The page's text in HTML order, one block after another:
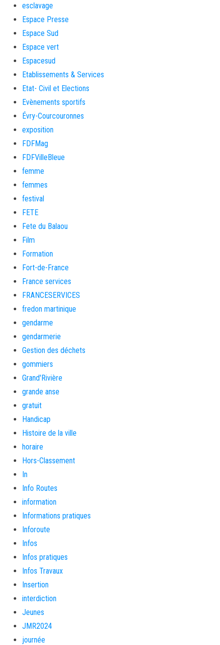
esclavage
Espace Presse
Espace Sud
Espace vert
Espacesud
Etablissements & Services
Etat- Civil et Elections
Evènements sportifs
Évry-Courcouronnes
exposition
FDFMag
FDFVilleBleue
femme
femmes
festival
FETE
Fete du Balaou
Film
Formation
Fort-de-France
France services
FRANCESERVICES
fredon martinique
gendarme
gendarmerie
Gestion des déchets
gommiers
Grand'Rivière
grande anse
gratuit
Handicap
Histoire de la ville
horaire
Hors-Classement
In
Info Routes
information
Informations pratiques
Inforoute
Infos
Infos pratiques
Infos Travaux
Insertion
interdiction
Jeunes
JMR2024
journée